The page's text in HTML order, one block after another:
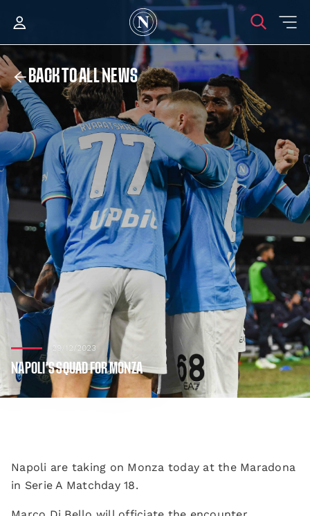
BACK TO ALL NEWS
29/12/2023
NAPOLI’S SQUAD FOR MONZA
Napoli are taking on Monza today at the Maradona
in Serie A Matchday 18.